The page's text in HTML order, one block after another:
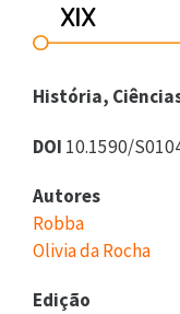
XIX
História,
DOI 10.1590/
Autores
Robba
Olivia da Rocha
Edição